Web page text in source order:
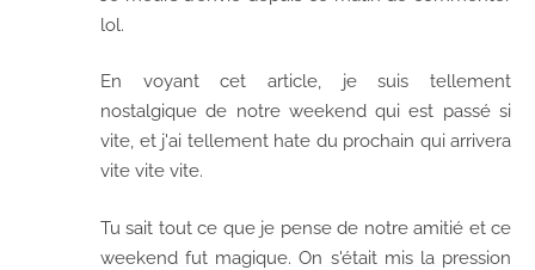
lol.
En voyant cet article, je suis tellement
nostalgique de notre weekend qui est passé si
vite, et j'ai tellement hate du prochain qui arrivera
vite vite vite.
Tu sait tout ce que je pense de notre amitié et ce
weekend fut magique. On s'était mis la pression